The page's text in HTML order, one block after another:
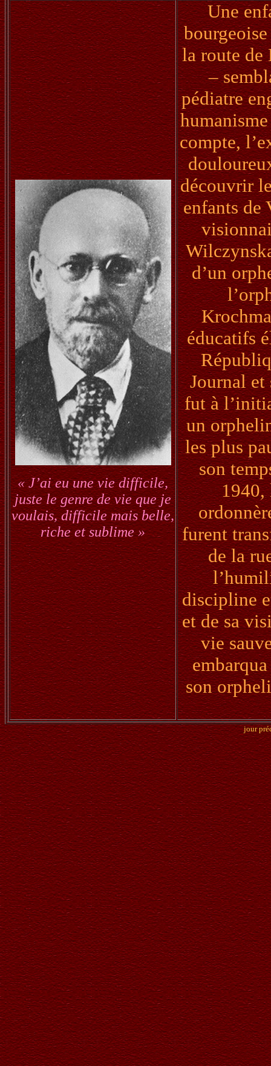
« J’ai eu une vie difficile,
juste le genre de vie que je
voulais, difficile mais belle,
riche et sublime »
Une
la route de
–
pédiatre
compte,
découvrir
enfants de
d’un
éducatifs
Journal
fut à
un
les plus
son
1940,
furent
de la
discipline
et de sa
vie
son
jour